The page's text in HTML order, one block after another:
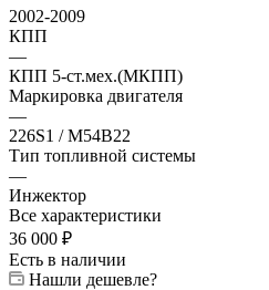
2002-2009
КПП
—
КПП 5-ст.мех.(МКПП)
Маркировка двигателя
—
226S1 / M54B22
Тип топливной системы
—
Инжектор
Все характеристики
36 000 ₽
Есть в наличии
Нашли дешевле?